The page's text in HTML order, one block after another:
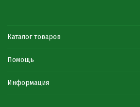
Каталог товаров
Помощь
Информация